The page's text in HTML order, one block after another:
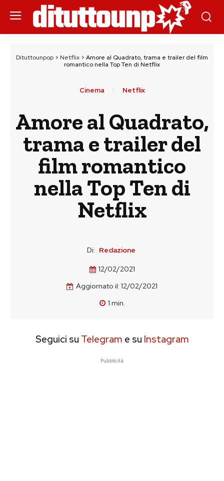
Dituttounpop > Netflix > Amore al Quadrato, trama e trailer del film
romantico nella Top Ten di Netflix
Cinema Netflix
Amore al Quadrato,
trama e trailer del
film romantico
nella Top Ten di
Netflix
Di: Redazione
12/02/2021
Aggiornato il: 12/02/2021
1 min.
Seguici su Telegram e su Instagram
Pubblicità